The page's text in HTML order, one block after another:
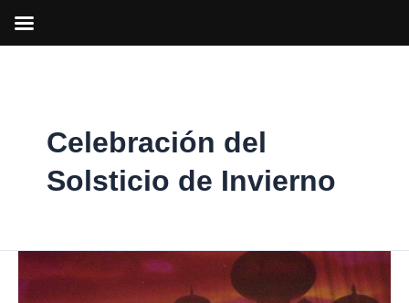
Celebración del
Solsticio de Invierno
Música